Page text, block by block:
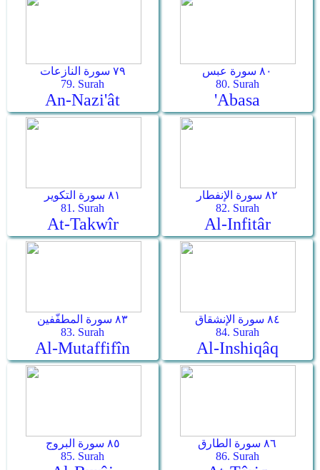
٧٩ سورة النازعات
79. Surah
An-Nazi'ât
٨٠ سورة عبس
80. Surah
'Abasa
٨١ سورة التكوير
81. Surah
At-Takwîr
٨٢ سورة الإنفطار
82. Surah
Al-Infitâr
٨٣ سورة المطفّفين
83. Surah
Al-Mutaffifîn
٨٤ سورة الإنشقاق
84. Surah
Al-Inshiqâq
٨٥ سورة البروج
85. Surah
٨٦ سورة الطارق
86. Surah